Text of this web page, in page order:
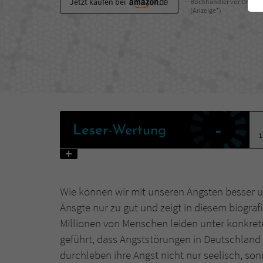
(Anzeige*)
Leser-Wertung -
1
Wie können wir mit unseren Ängsten besser
Änsgte nur zu gut und zeigt in diesem
Millionen von Menschen leiden unter
geführt, dass Angststörungen in
durchleben ihre Angst nicht nur seelisch,